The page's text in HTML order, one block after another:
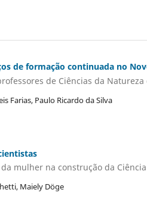
de formação continuada no
de Ciências da
Farias, Paulo Ricardo da Silva
mulher na construção da Ciência
Maiely Döge